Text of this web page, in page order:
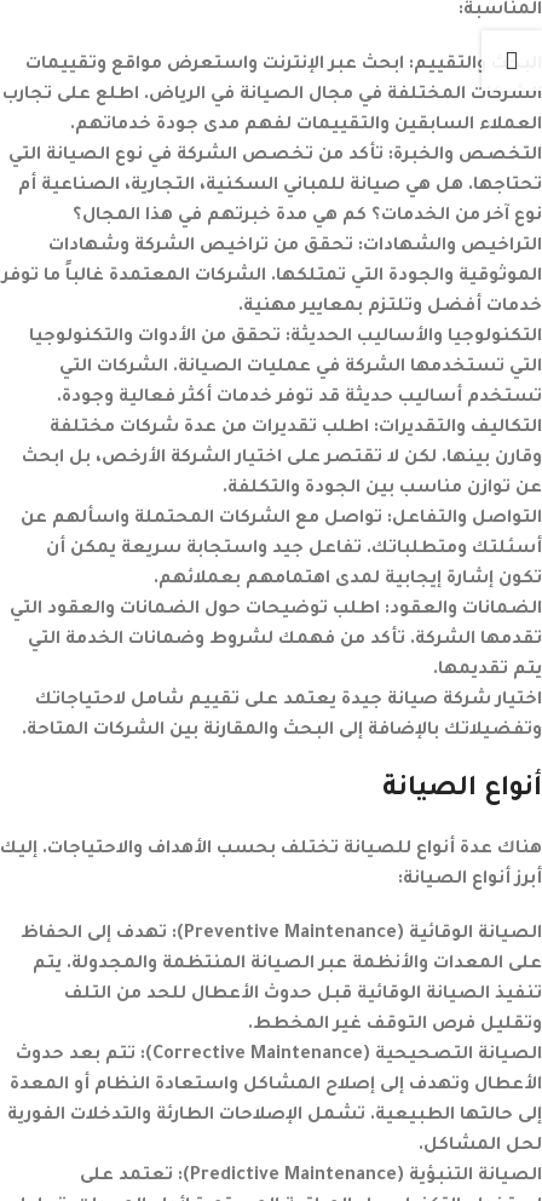
المناسبة:
البحث والتقييم: ابحث عبر الإنترنت واستعرض مواقع وتقييمات
الشركات المختلفة في مجال الصيانة في الرياض. اطلع على تجارب
العملاء السابقين والتقييمات لفهم مدى جودة خدماتهم.
التخصص والخبرة: تأكد من تخصص الشركة في نوع الصيانة التي
تحتاجها. هل هي صيانة للمباني السكنية، التجارية، الصناعية أم
نوع آخر من الخدمات؟ كم هي مدة خبرتهم في هذا المجال؟
التراخيص والشهادات: تحقق من تراخيص الشركة وشهادات
الموثوقية والجودة التي تمتلكها. الشركات المعتمدة غالباً ما توفر
خدمات أفضل وتلتزم بمعايير مهنية.
التكنولوجيا والأساليب الحديثة: تحقق من الأدوات والتكنولوجيا
التي تستخدمها الشركة في عمليات الصيانة. الشركات التي
تستخدم أساليب حديثة قد توفر خدمات أكثر فعالية وجودة.
التكاليف والتقديرات: اطلب تقديرات من عدة شركات مختلفة
وقارن بينها. لكن لا تقتصر على اختيار الشركة الأرخص، بل ابحث
عن توازن مناسب بين الجودة والتكلفة.
التواصل والتفاعل: تواصل مع الشركات المحتملة واسألهم عن
أسئلتك ومتطلباتك. تفاعل جيد واستجابة سريعة يمكن أن
تكون إشارة إيجابية لمدى اهتمامهم بعملائهم.
الضمانات والعقود: اطلب توضيحات حول الضمانات والعقود التي
تقدمها الشركة. تأكد من فهمك لشروط وضمانات الخدمة التي
يتم تقديمها.
اختيار شركة صيانة جيدة يعتمد على تقييم شامل لاحتياجاتك
وتفضيلاتك بالإضافة إلى البحث والمقارنة بين الشركات المتاحة.
أنواع الصيانة
هناك عدة أنواع للصيانة تختلف بحسب الأهداف والاحتياجات. إليك
أبرز أنواع الصيانة:
الصيانة الوقائية (Preventive Maintenance):
تهدف إلى الحفاظ
على المعدات والأنظمة عبر الصيانة المنتظمة والمجدولة. يتم
تنفيذ الصيانة الوقائية قبل حدوث الأعطال للحد من التلف
وتقليل فرص التوقف غير المخطط.
الصيانة التصحيحية (Corrective Maintenance):
تتم بعد حدوث
الأعطال وتهدف إلى إصلاح المشاكل واستعادة النظام أو المعدة
إلى حالتها الطبيعية. تشمل الإصلاحات الطارئة والتدخلات الفورية
لحل المشاكل.
الصيانة التنبؤية (Predictive Maintenance):
تعتمد على